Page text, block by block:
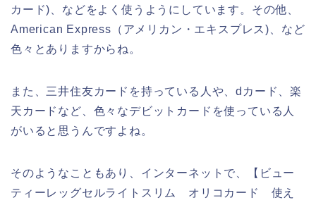
カード)、などをよく使うようにしています。その他、
American Express（アメリカン・エキスプレス)、など
色々とありますからね。
また、三井住友カードを持っている人や、dカード、楽
天カードなど、色々なデビットカードを使っている人
がいると思うんですよね。
そのようなこともあり、インターネットで、【ビュー
ティーレッグセルライトスリム オリコカード 使え